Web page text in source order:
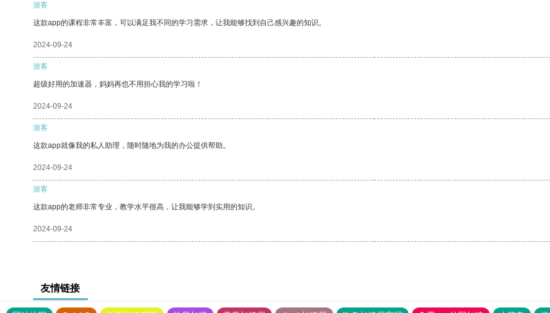
游客
这款app的课程非常丰富，可以满足我不同的学习需求，让我能够找到自己感兴趣的知识。
2024-09-24
游客
超级好用的加速器，妈妈再也不用担心我的学习啦！
2024-09-24
游客
这款app就像我的私人助理，随时随地为我的办公提供帮助。
2024-09-24
游客
这款app的老师非常专业，教学水平很高，让我能够学到实用的知识。
2024-09-24
友情链接